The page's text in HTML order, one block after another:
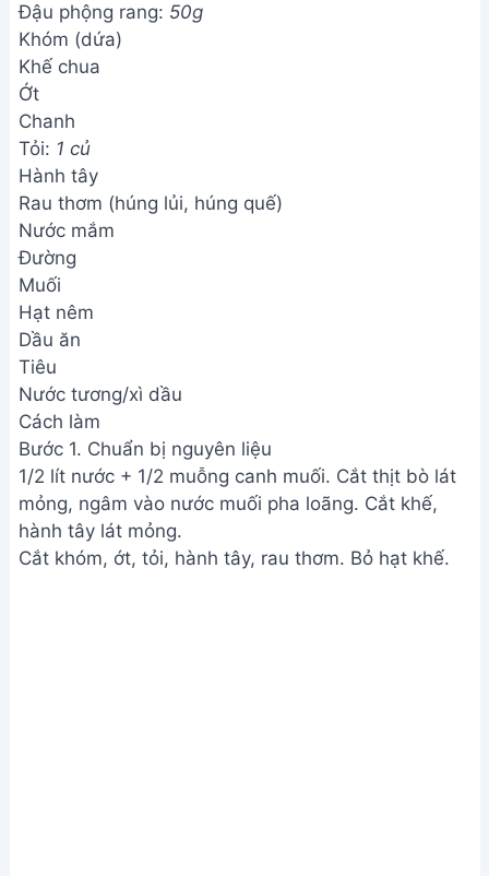
Đậu phộng rang: 50g
Khóm (dứa)
Khế chua
Ớt
Chanh
Tỏi: 1 củ
Hành tây
Rau thơm (húng lủi, húng quế)
Nước mắm
Đường
Muối
Hạt nêm
Dầu ăn
Tiêu
Nước tương/xì dầu
Cách làm
Bước 1. Chuẩn bị nguyên liệu
1/2 lít nước + 1/2 muỗng canh muối. Cắt thịt bò lát
mỏng, ngâm vào nước muối pha loãng. Cắt khế,
hành tây lát mỏng.
Cắt khóm, ớt, tỏi, hành tây, rau thơm. Bỏ hạt khế.